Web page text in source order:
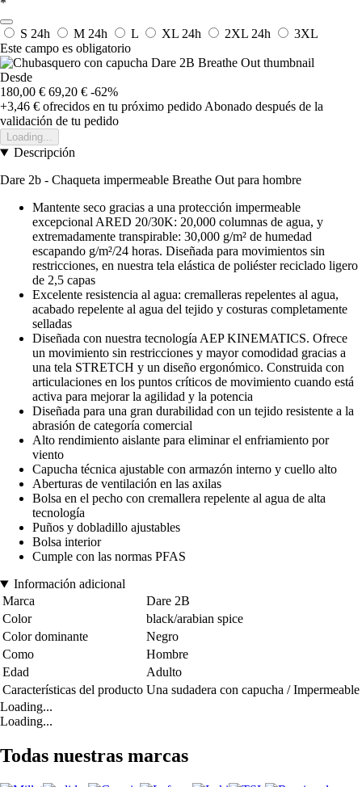
*
S 24h M 24h L XL 24h 2XL 24h
3XL
Este campo es obligatorio
Desde
180,00 € 69,20 € -62%
+3,46 € ofrecidos en tu próximo pedido Abonado después de la
validación de tu pedido
Loading...
Descripción
Dare 2b - Chaqueta impermeable Breathe Out para hombre
Mantente seco gracias a una protección impermeable
excepcional ARED 20/30K: 20,000 columnas de agua, y
extremadamente transpirable: 30,000 g/m² de humedad
escapando g/m²/24 horas. Diseñada para movimientos sin
restricciones, en nuestra tela elástica de poliéster reciclado ligero
de 2,5 capas
Excelente resistencia al agua: cremalleras repelentes al agua,
acabado repelente al agua del tejido y costuras completamente
selladas
Diseñada con nuestra tecnología AEP KINEMATICS. Ofrece
un movimiento sin restricciones y mayor comodidad gracias a
una tela STRETCH y un diseño ergonómico. Construida con
articulaciones en los puntos críticos de movimiento cuando está
activa para mejorar la agilidad y la potencia
Diseñada para una gran durabilidad con un tejido resistente a la
abrasión de categoría comercial
Alto rendimiento aislante para eliminar el enfriamiento por
viento
Capucha técnica ajustable con armazón interno y cuello alto
Aberturas de ventilación en las axilas
Bolsa en el pecho con cremallera repelente al agua de alta
tecnología
Puños y dobladillo ajustables
Bolsa interior
Cumple con las normas PFAS
Información adicional
Marca
Dare 2B
Color
black/arabian spice
Color dominante
Negro
Como
Hombre
Edad
Adulto
Características del producto Una sudadera con capucha / Impermeable
Loading...
Loading...
Todas nuestras marcas